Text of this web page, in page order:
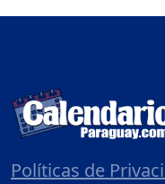
Políticas de